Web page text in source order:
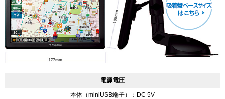
電源電圧
本体（miniUSB端子）：DC 5V